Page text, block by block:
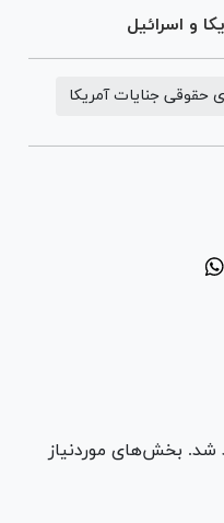
حقوقی جنایات آمریکا
شد. بخش‌های موردنیاز